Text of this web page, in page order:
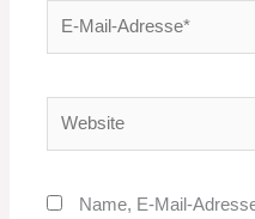
Mail-
Name, E-Mail-